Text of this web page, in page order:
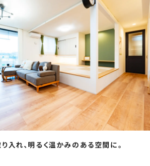
入れ、明るく温かみのある空間に。